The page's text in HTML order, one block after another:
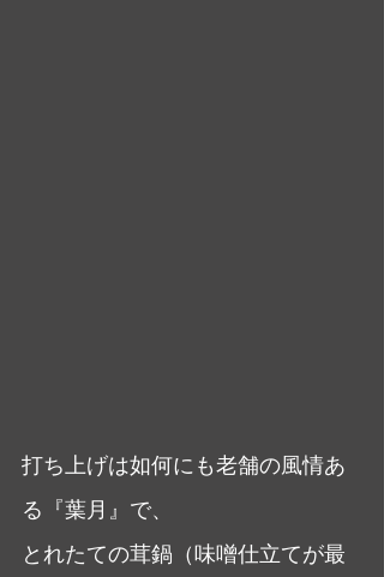
打ち上げは如何にも老舗の風情あ
る『葉月』で、
とれたての茸鍋（味噌仕立てが最